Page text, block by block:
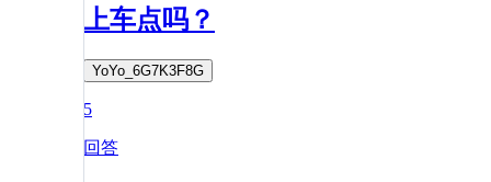
上车点吗？
YoYo_6G7K3F8G
5
回答